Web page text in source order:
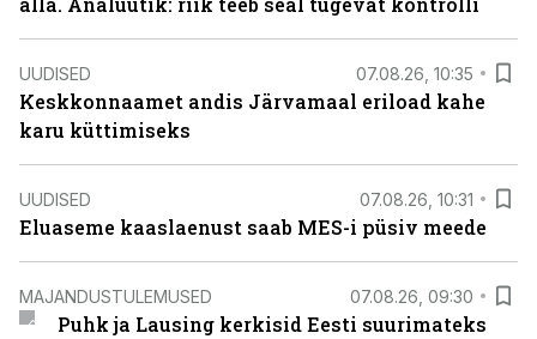
UUDISED 07.08.26, 10:35
Keskkonnaamet andis Järvamaal eriload kahe
karu küttimiseks
UUDISED 07.08.26, 10:31
Eluaseme kaaslaenust saab MES-i püsiv meede
MAJANDUSTULEMUSED 07.08.26, 09:30
Puhk ja Lausing kerkisid Eesti suurimateks